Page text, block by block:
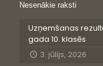
Nesenākie raksti
Uzņemšanas
gada 10. klasēs
3. jūlijs, 2026